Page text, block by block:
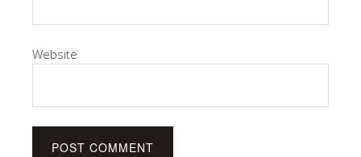
Website